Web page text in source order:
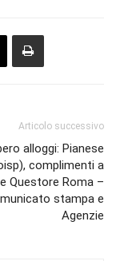
Articolo successivo
alloggi: Pianese
complimenti a
Questore Roma –
stampa e
Agenzie